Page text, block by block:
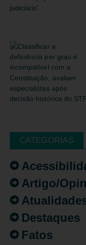
CATEGORIAS
Artigo/
Destaques
Fatos